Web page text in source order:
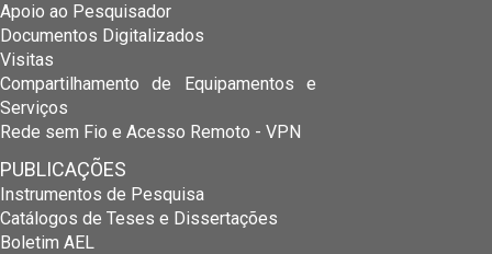
Apoio ao Pesquisador
Documentos Digitalizados
Visitas
Compartilhamento de Equipamentos e
Serviços
Rede sem Fio e Acesso Remoto - VPN
PUBLICAÇÕES
Instrumentos de Pesquisa
Catálogos de Teses e Dissertações
Boletim AEL